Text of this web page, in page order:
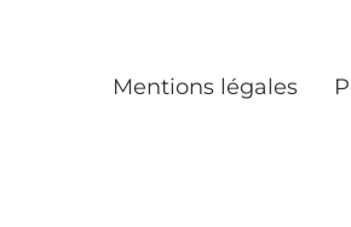
Mentions légales